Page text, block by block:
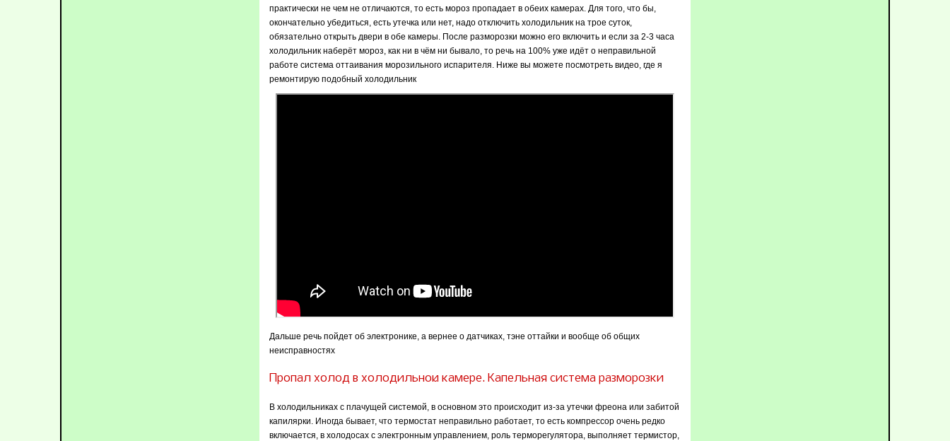
практически не чем не отличаются, то есть мороз пропадает в обеих камерах. Для того, что бы,
окончательно убедиться, есть утечка или нет, надо отключить холодильник на трое суток,
обязательно открыть двери в обе камеры. После разморозки можно его включить и если за 2-3 часа
холодильник наберёт мороз, как ни в чём ни бывало, то речь на 100% уже идёт о неправильной
работе система оттаивания морозильного испарителя. Ниже вы можете посмотреть видео, где я
ремонтирую подобный холодильник
Дальше речь пойдет об электронике, а вернее о датчиках, тэне оттайки и вообще об общих
неисправностях
Пропал холод в холодильной камере. Капельная система разморозки
В холодильниках с плачущей системой, в основном это происходит из-за утечки фреона или забитой
капилярки. Иногда бывает, что термостат неправильно работает, то есть компрессор очень редко
включается, в холодосах с электронным управлением, роль терморегулятора, выполняет термистор,